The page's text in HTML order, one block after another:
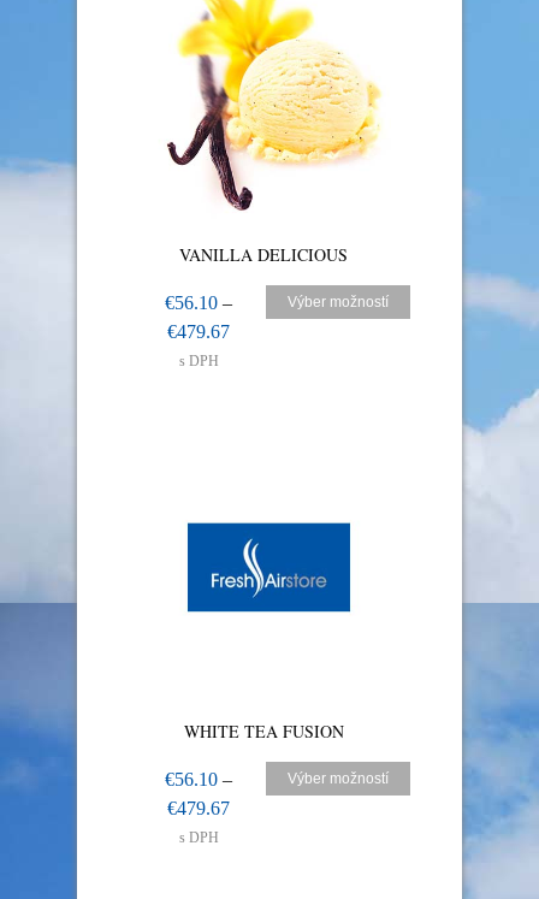
VANILLA DELICIOUS
€56.10 –
€479.67
s DPH
Výber možností
WHITE TEA FUSION
€56.10 –
€479.67
s DPH
Výber možností